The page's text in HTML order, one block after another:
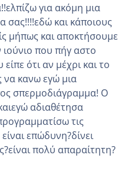
για ακόμη μια
και κάποιους
μήπως και αποκτήσουμε
ιούνιο που πήγ αστο
ότι αν μέχρι και το
να κανω εγώ μια
σπερμοδιάγραμμα! Ο
αδιαθέτησα
τις
επώδυνη?δίνει
πολύ απαραίτητη?